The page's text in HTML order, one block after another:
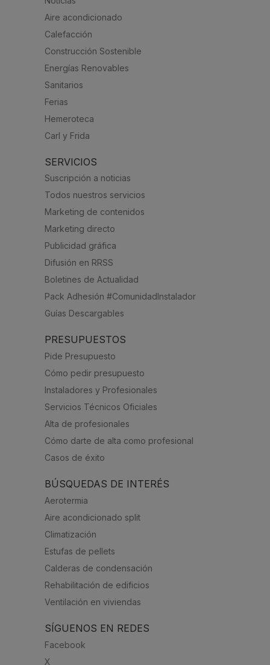
Aire acondicionado
Calefacción
Construcción Sostenible
Energías Renovables
Sanitarios
Ferias
Hemeroteca
Carl y Frida
SERVICIOS
Suscripción a noticias
Todos nuestros servicios
Marketing de contenidos
Marketing directo
Publicidad gráfica
Difusión en RRSS
Boletines de Actualidad
Pack Adhesión #ComunidadInstalador
Guías Descargables
PRESUPUESTOS
Pide Presupuesto
Cómo pedir presupuesto
Instaladores y Profesionales
Servicios Técnicos Oficiales
Alta de profesionales
Cómo darte de alta como profesional
Casos de éxito
BÚSQUEDAS DE INTERÉS
Aerotermia
Aire acondicionado split
Climatización
Estufas de pellets
Calderas de condensación
Rehabilitación de edificios
Ventilación en viviendas
SÍGUENOS EN REDES
Facebook
X